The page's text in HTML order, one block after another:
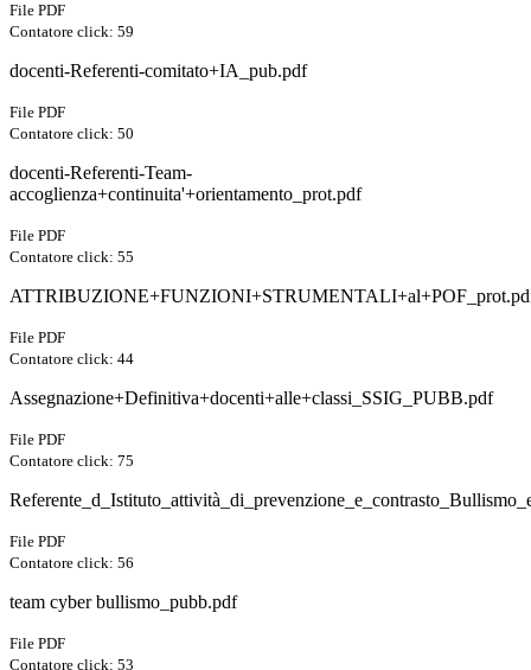
File PDF
Contatore click: 59
docenti-Referenti-comitato+IA_pub.pdf
File PDF
Contatore click: 50
docenti-Referenti-Team-
accoglienza+continuita'+orientamento_prot.pdf
File PDF
Contatore click: 55
File PDF
Contatore click: 44
Assegnazione+Definitiva+docenti+alle+classi_SSIG_PUBB.pdf
File PDF
Contatore click: 75
File PDF
Contatore click: 56
team cyber bullismo_pubb.pdf
File PDF
Contatore click: 53